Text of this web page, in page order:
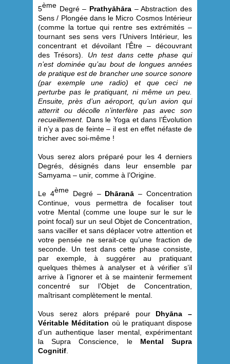
5ème Degré – Prathyāhāra – Abstraction des
Sens / Plongée dans le Micro Cosmos Intérieur
(comme la tortue qui rentre ses extrémités –
tournant ses sens vers l’Univers Intérieur, les
concentrant et dévoilant l’Être – découvrant
des Trésors). Un test dans cette phase qui
n’est dominée qu’au bout de longues années
de pratique est de brancher une source sonore
(par exemple une radio) et que ceci ne
perturbe pas le pratiquant, ni même un peu.
Ensuite, près d’un aéroport, qu’un avion qui
atterrit ou décolle n’interfère pas avec son
recueillement. Dans le Yoga et dans l’Évolution
il n’y a pas de feinte – il est en effet néfaste de
tricher avec soi-même !
Vous serez alors préparé pour les 4 derniers
Degrés, désignés dans leur ensemble par
Samyama – unir, comme à l’Origine.
Le 4èmeDegré – Dhāranā – Concentration
Continue, vous permettra de focaliser tout
votre Mental (comme une loupe sur le sur le
point focal) sur un seul Objet de Concentration,
sans vaciller et sans déplacer votre attention et
votre pensée ne serait-ce qu’une fraction de
seconde. Un test dans cette phase consiste,
par exemple, à suggérer au pratiquant
quelques thèmes à analyser et à vérifier s’il
arrive à l’ignorer et à se maintenir fermement
concentré sur l’Objet de Concentration,
maîtrisant complètement le mental.
Vous serez alors préparé pour Dhyāna –
Véritable Méditation où le pratiquant dispose
d’un authentique laser mental, expérimentant
la Supra Conscience, le Mental Supra
Cognitif